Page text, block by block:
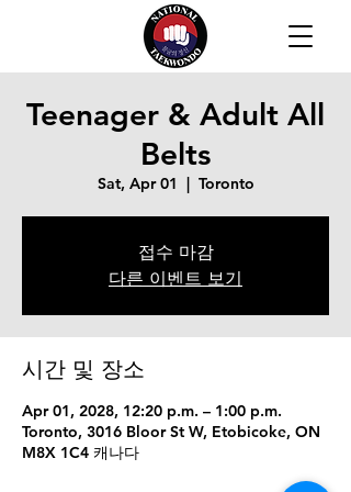
Teenager & Adult All
Belts
Sat, Apr 01
  |
Toronto
접수 마감
다른 이벤트 보기
시간 및 장소
Apr 01, 2028, 12:20 p.m. – 1:00 p.m.
Toronto, 3016 Bloor St W, Etobicoke, ON
M8X 1C4 캐나다